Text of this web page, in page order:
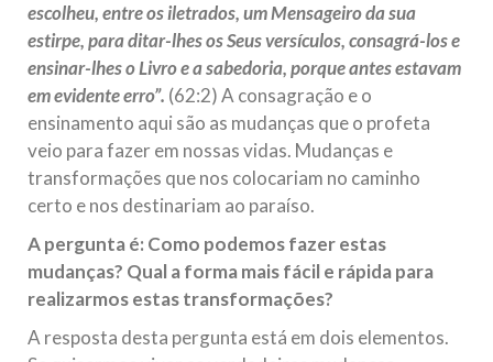
escolheu, entre os iletrados, um Mensageiro da sua
estirpe, para ditar-lhes os Seus versículos, consagrá-los e
ensinar-lhes o Livro e a sabedoria, porque antes estavam
em evidente erro”. (62:2) A consagração e o
ensinamento aqui são as mudanças que o profeta
veio para fazer em nossas vidas. Mudanças e
transformações que nos colocariam no caminho
certo e nos destinariam ao paraíso.
A pergunta é: Como podemos fazer estas
mudanças? Qual a forma mais fácil e rápida para
realizarmos estas transformações?
A resposta desta pergunta está em dois elementos.